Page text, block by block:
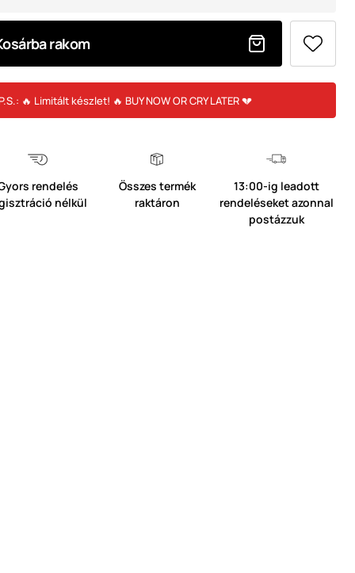
rakom
🔥 Limitált készlet! 🔥 BUY NOW OR CRY LATER 💔
rendelés
nélkül
Összes termék
raktáron
13:00-ig leadott
rendeléseket azonnal
postázzuk